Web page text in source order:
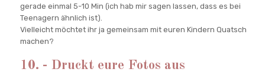
gerade einmal 5-10 Min (ich hab mir sagen lassen, dass es bei
Teenagern ähnlich ist).
Vielleicht möchtet ihr ja gemeinsam mit euren Kindern Quatsch
machen?
10. - Druckt eure Fotos aus